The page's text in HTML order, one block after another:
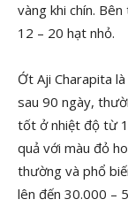
vàng khi chín.
12 – 20 hạt nhỏ.
Ớt Aji Charapita
sau 90 ngày,
tốt ở nhiệt độ từ
quả với màu đỏ
thường và phổ
lên đến 30.000 –